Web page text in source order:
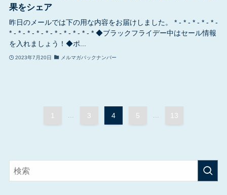
果をシェア
昨日のメールでは下の用な内容をお届けしました。 * - * - * - * - * -
* - * - * - * - * - * - * - * - * - * ◆ブラックフライデー中はセール情報
を入れましょう！◆ポ...
2023年7月20日 メルマガバックナンバー
1 3 4 5 13